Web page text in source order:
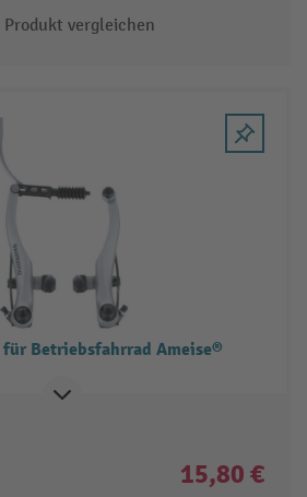
Produkt vergleichen
Betriebsfahrrad Ameise®
15,80 €